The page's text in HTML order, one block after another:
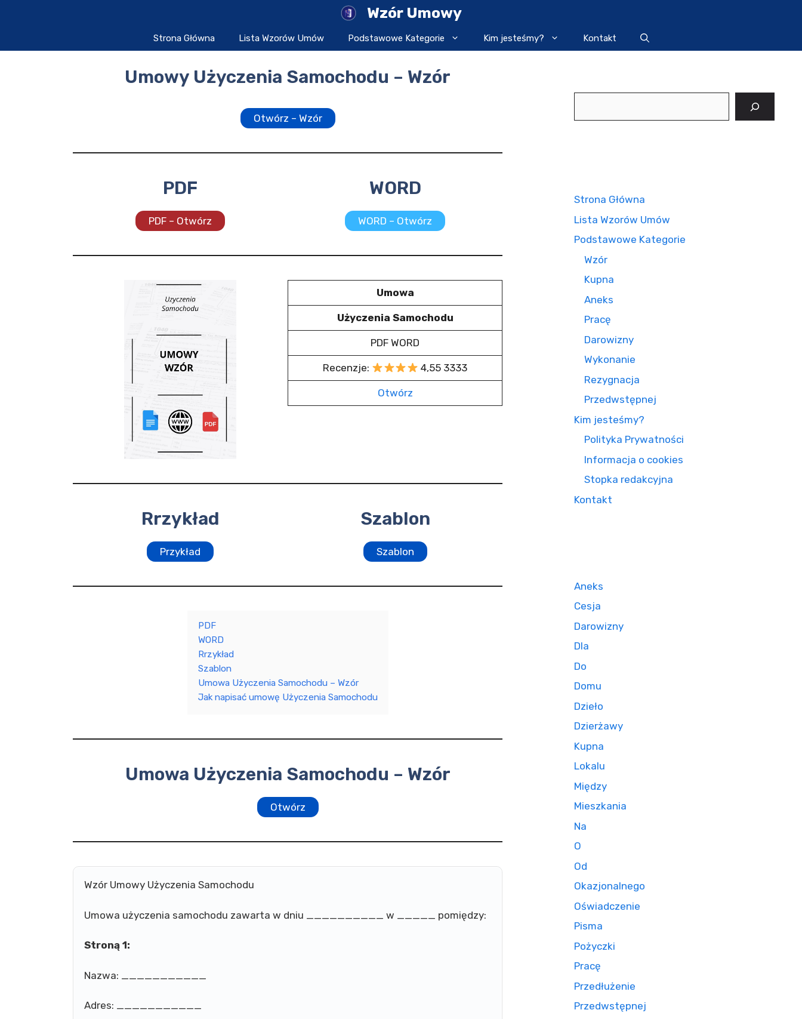
Wzór Umowy
Strona Główna Lista Wzorów Umów Podstawowe Kategorie Kim jesteśmy? Kontakt
Umowy Użyczenia Samochodu – Wzór
Otwórz – Wzór
PDF
PDF – Otwórz
WORD
WORD – Otwórz
Umowa
Użyczenia Samochodu
PDF WORD
Recenzje: 4,55 3333
Otwórz
Rrzykład
Przykład
Szablon
Szablon
PDF
WORD
Rrzykład
Szablon
Umowa Użyczenia Samochodu – Wzór
Jak napisać umowę Użyczenia Samochodu
Umowa Użyczenia Samochodu – Wzór
Otwórz
Wzór Umowy Użyczenia Samochodu
Umowa użyczenia samochodu zawarta w dniu __________ w _____ pomiędzy:
Stroną 1:
Nazwa: ___________
Adres: ___________
Strona Główna
Lista Wzorów Umów
Podstawowe Kategorie
Wzór
Kupna
Aneks
Pracę
Darowizny
Wykonanie
Rezygnacja
Przedwstępnej
Kim jesteśmy?
Polityka Prywatności
Informacja o cookies
Stopka redakcyjna
Kontakt
Aneks
Cesja
Darowizny
Dla
Do
Domu
Dzieło
Dzierżawy
Kupna
Lokalu
Między
Mieszkania
Na
O
Od
Okazjonalnego
Oświadczenie
Pisma
Pożyczki
Pracę
Przedłużenie
Przedwstępnej